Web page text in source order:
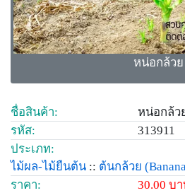
หน่อกล้วย
ชื่อสินค้า:
หน่อกล้ว
รหัส:
313911
ประเภท:
ไม้ผล-ไม้ยืนต้น :: ต้นกล้วย
ราคา:
30.00 บ